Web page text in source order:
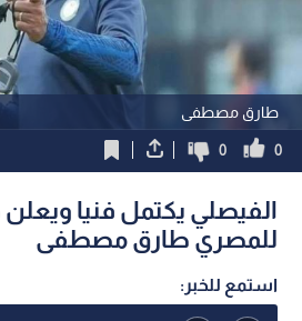
طارق مصطفى
0
0
الفيصلي يكتمل فنيا
للمصري طارق مصطفى
استمع للخبر: